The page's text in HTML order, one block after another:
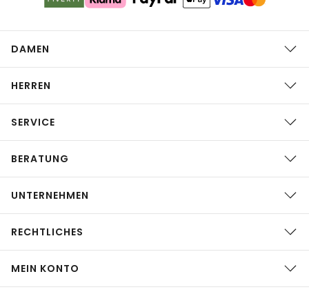
DAMEN
HERREN
SERVICE
BERATUNG
UNTERNEHMEN
RECHTLICHES
MEIN KONTO